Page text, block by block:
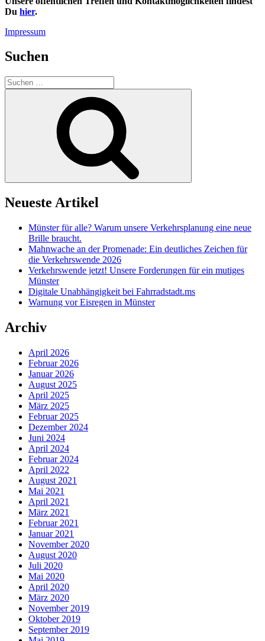
Du hier.
Impressum
Suchen
Suchen
nach:
Neueste Artikel
Münster für alle? Warum unsere Verkehrsplanung eine neue
Brille braucht.
Mahnwache an der Promenade: Ein deutliches Zeichen für
die Verkehrswende 2026
Verkehrswende jetzt! Unsere Forderungen für ein mutiges
Münster
Digitale Unabhängigkeit bei Fahrradstadt.ms
Warnung vor Eisregen in Münster
Archiv
April 2026
Februar 2026
Januar 2026
August 2025
April 2025
März 2025
Februar 2025
Dezember 2024
Juni 2024
April 2024
Februar 2024
April 2022
August 2021
Mai 2021
April 2021
März 2021
Februar 2021
Januar 2021
November 2020
August 2020
Juli 2020
Mai 2020
April 2020
März 2020
November 2019
Oktober 2019
September 2019